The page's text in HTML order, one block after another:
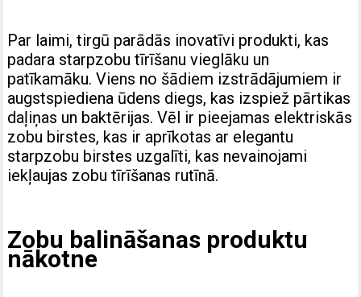
Par laimi, tirgū parādās inovatīvi produkti, kas
padara starpzobu tīrīšanu vieglāku un
patīkamāku. Viens no šādiem izstrādājumiem ir
augstspiediena ūdens diegs, kas izspiež pārtikas
daļiņas un baktērijas. Vēl ir pieejamas elektriskās
zobu birstes, kas ir aprīkotas ar elegantu
starpzobu birstes uzgalīti, kas nevainojami
iekļaujas zobu tīrīšanas rutīnā.
Zobu balināšanas produktu
nākotne